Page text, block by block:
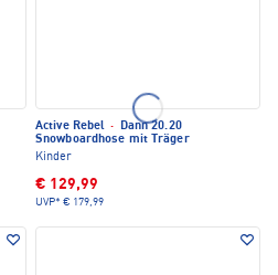
Active Rebel ·
Dann 20.20
Snowboardhose mit Träger
Kinder
€ 129,99
UVP* € 179,99